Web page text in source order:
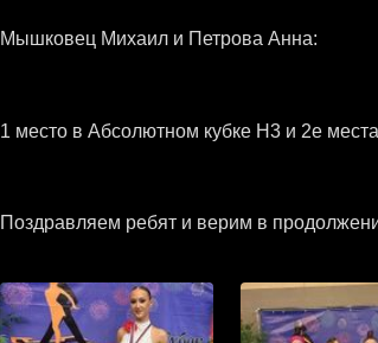
Мышковец Михаил и Петрова Анна:
1 место в Абсолютном кубке Н3 и 2е
Поздравляем ребят и верим в